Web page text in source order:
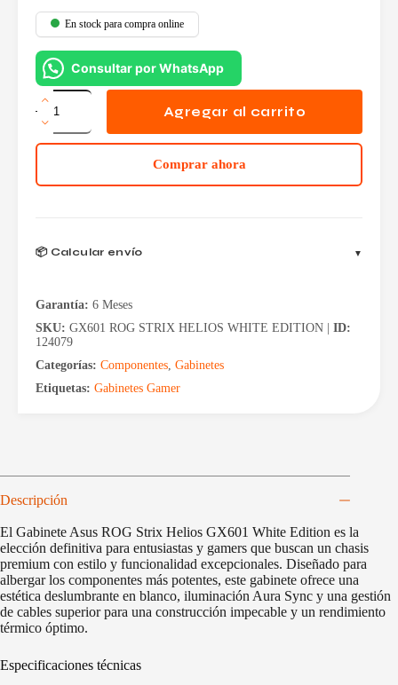
En stock para compra online
Consultar por WhatsApp
Gabinete
Asus
ROG
Strix
White
cantidad
Agregar al carrito
Comprar ahora
📦 Calcular envío
Garantía: 6 Meses
SKU: GX601 ROG STRIX HELIOS WHITE EDITION | ID:
124079
Categorías: Componentes Gabinetes
Etiquetas: Gabinetes Gamer
Descripción
El Gabinete Asus ROG Strix Helios GX601 White Edition es la
elección definitiva para entusiastas y gamers que buscan un chasis
premium con estilo y funcionalidad excepcionales. Diseñado para
albergar los componentes más potentes, este gabinete ofrece una
estética deslumbrante en blanco, iluminación Aura Sync y una gestión
de cables superior para una construcción impecable y un rendimiento
térmico óptimo.
Especificaciones técnicas